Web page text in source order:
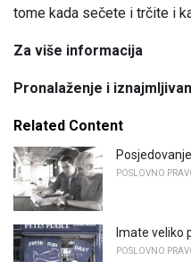
tome kada sečete i trčite i
Za više informacija
Pronalaženje i
Related Content
POSLOVNO
Imate veliko
POSLOVNO